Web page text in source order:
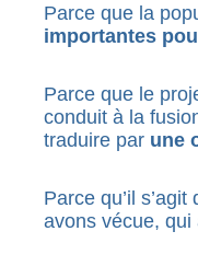
Parce que la
importantes
Parce que le
conduit à la
traduire par une
Parce qu’il
avons vécue,